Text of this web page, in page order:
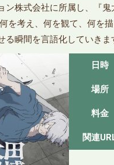
ン株式会社に所属し、『
を考え、何を観て、何を
る瞬間を言語化していきま
日時
場所
料金
関連